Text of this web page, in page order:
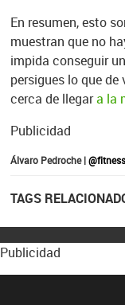
En resumen, esto
muestran que no
impida conseguir
persigues lo que
cerca de llegara la
Publicidad
Álvaro Pedroche |
TAGS
Publicidad